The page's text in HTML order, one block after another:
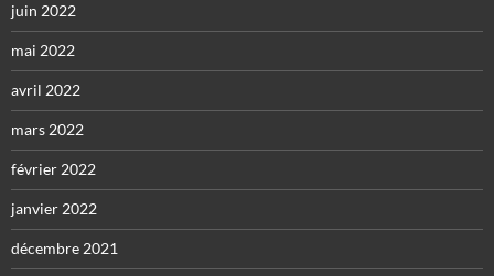
juin 2022
mai 2022
avril 2022
mars 2022
février 2022
janvier 2022
décembre 2021